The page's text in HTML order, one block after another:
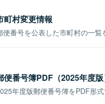
町村変更情報
便番号を公表した市町村の一覧
便番号簿PDF（2025年度版
年度版郵便番号簿をPDF形式